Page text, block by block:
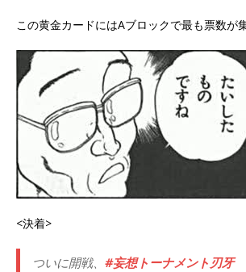
この黄金カードにはAブロックで最も票数が
<決着>
ついに開戦、 #妄想トーナメント刃牙